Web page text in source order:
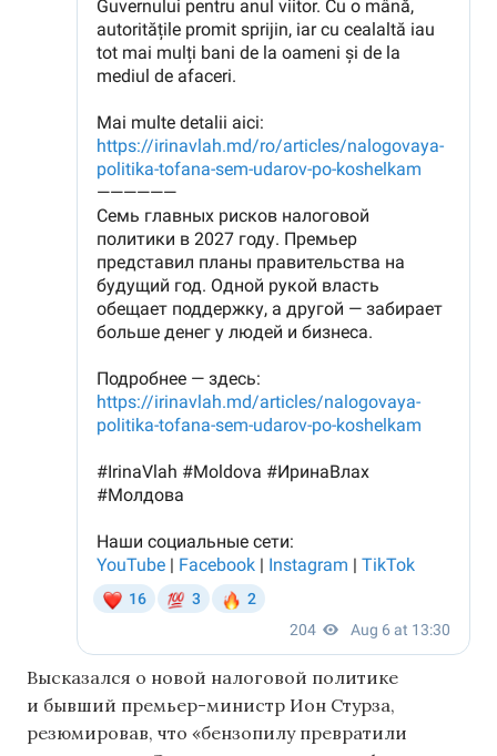
Высказался о новой налоговой политике
и бывший премьер-министр Ион Стурза,
резюмировав, что «бензопилу превратили